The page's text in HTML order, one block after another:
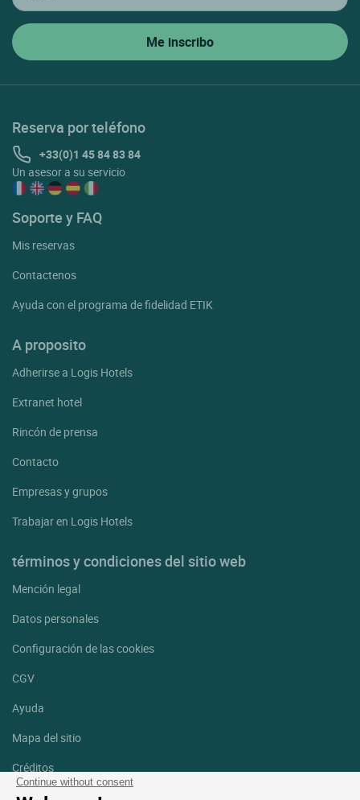
Continue without consent
Reserva por teléfono
+33(0)1 45 84 83 84
Un asesor a su servicio
Soporte y FAQ
Mis reservas
Contactenos
Ayuda con el programa de fidelidad ETIK
A proposito
Adherirse a Logis Hotels
Extranet hotel
Rincón de prensa
Contacto
Empresas y grupos
Trabajar en Logis Hotels
términos y condiciones del sitio web
Mención legal
Datos personales
Configuración de las cookies
CGV
Ayuda
Mapa del sitio
Créditos
fotografías